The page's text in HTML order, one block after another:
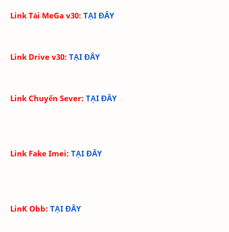
Link Tải MeGa v30: TẠI ĐÂY
Link Drive v30: TẠI ĐÂY
Link Chuyển Sever: TẠI ĐÂY
Link Fake Imei: TẠI ĐÂY
LinK Obb: TẠI ĐÂY